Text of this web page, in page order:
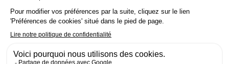
CGV Séjours